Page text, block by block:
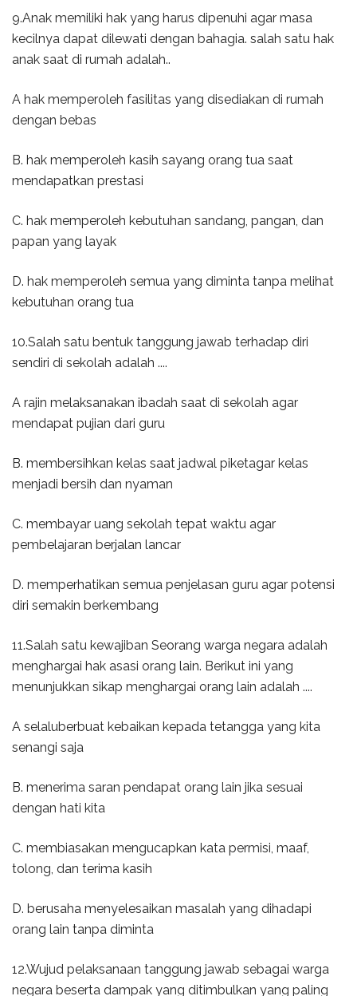
9.Anak memiliki hak yang harus dipenuhi agar masa
kecilnya dapat dilewati dengan bahagia. salah satu hak
anak saat di rumah adalah..
A hak memperoleh fasilitas yang disediakan di rumah
dengan bebas
B. hak memperoleh kasih sayang orang tua saat
mendapatkan prestasi
C. hak memperoleh kebutuhan sandang, pangan, dan
papan yang layak
D. hak memperoleh semua yang diminta tanpa melihat
kebutuhan orang tua
10.Salah satu bentuk tanggung jawab terhadap diri
sendiri di sekolah adalah ....
A rajin melaksanakan ibadah saat di sekolah agar
mendapat pujian dari guru
B. membersihkan kelas saat jadwal piketagar kelas
menjadi bersih dan nyaman
C. membayar uang sekolah tepat waktu agar
pembelajaran berjalan lancar
D. memperhatikan semua penjelasan guru agar potensi
diri semakin berkembang
11.Salah satu kewajiban Seorang warga negara adalah
menghargai hak asasi orang lain. Berikut ini yang
menunjukkan sikap menghargai orang lain adalah ....
A selaluberbuat kebaikan kepada tetangga yang kita
senangi saja
B. menerima saran pendapat orang lain jika sesuai
dengan hati kita
C. membiasakan mengucapkan kata permisi, maaf,
tolong, dan terima kasih
D. berusaha menyelesaikan masalah yang dihadapi
orang lain tanpa diminta
12.Wujud pelaksanaan tanggung jawab sebagai warga
negara beserta dampak yang ditimbulkan yang paling